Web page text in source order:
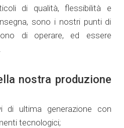
di qualità, flessibilità e
sono i nostri punti di
di operare, ed essere
nostra produzione
di ultima generazione con
tecnologici;